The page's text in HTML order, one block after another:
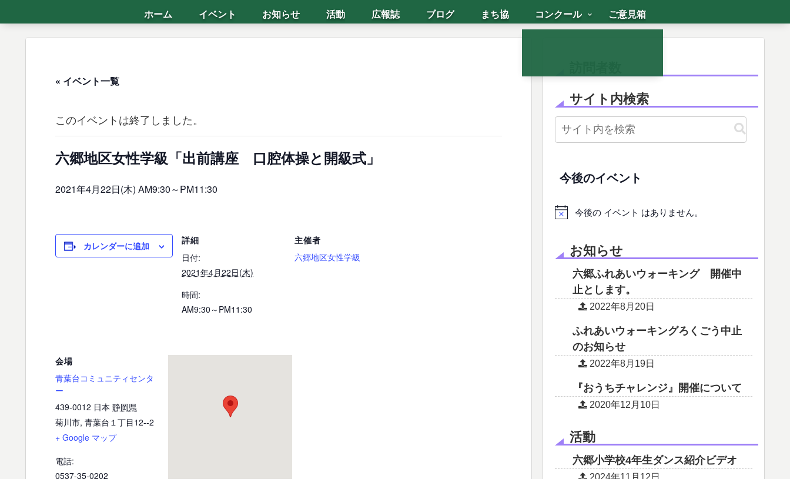
ホーム イベント お知らせ 活動 広報誌 ブログ まち協 コンクール ご意見箱
« イベント一覧
このイベントは終了しました。
六郷地区女性学級「出前講座 口腔体操と開級式」
2021年4月22日(木) AM9:30～PM11:30
カレンダーに追加
詳細
日付:
2021年4月22日(木)
時間:
AM9:30～PM11:30
主催者
六郷地区女性学級
会場
青葉台コミュニティセンタ
ー
439-0012 日本 静岡県
菊川市, 青葉台１丁目12--2
+ Google マップ
電話:
0537-35-0202
サイト内検索
今後のイベント
今後の イベント はありません。
お知らせ
六郷ふれあいウォーキング 開催中
止とします。
2022年8月20日
ふれあいウォーキングろくごう中止
のお知らせ
2022年8月19日
『おうちチャレンジ』開催について
2020年12月10日
活動
六郷小学校4年生ダンス紹介ビデオ
2024年11月12日